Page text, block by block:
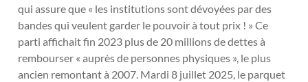
qui assure que « les institutions sont dévoyées par des
bandes qui veulent garder le pouvoir à tout prix ! » Ce
parti affichait fin 2023 plus de 20 millions de dettes à
rembourser « auprès de personnes physiques », le plus
ancien remontant à 2007. Mardi 8 juillet 2025, le parquet